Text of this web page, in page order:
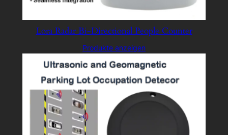
Lora Radar Bi-Directional People Counter
Produkte anzeigen